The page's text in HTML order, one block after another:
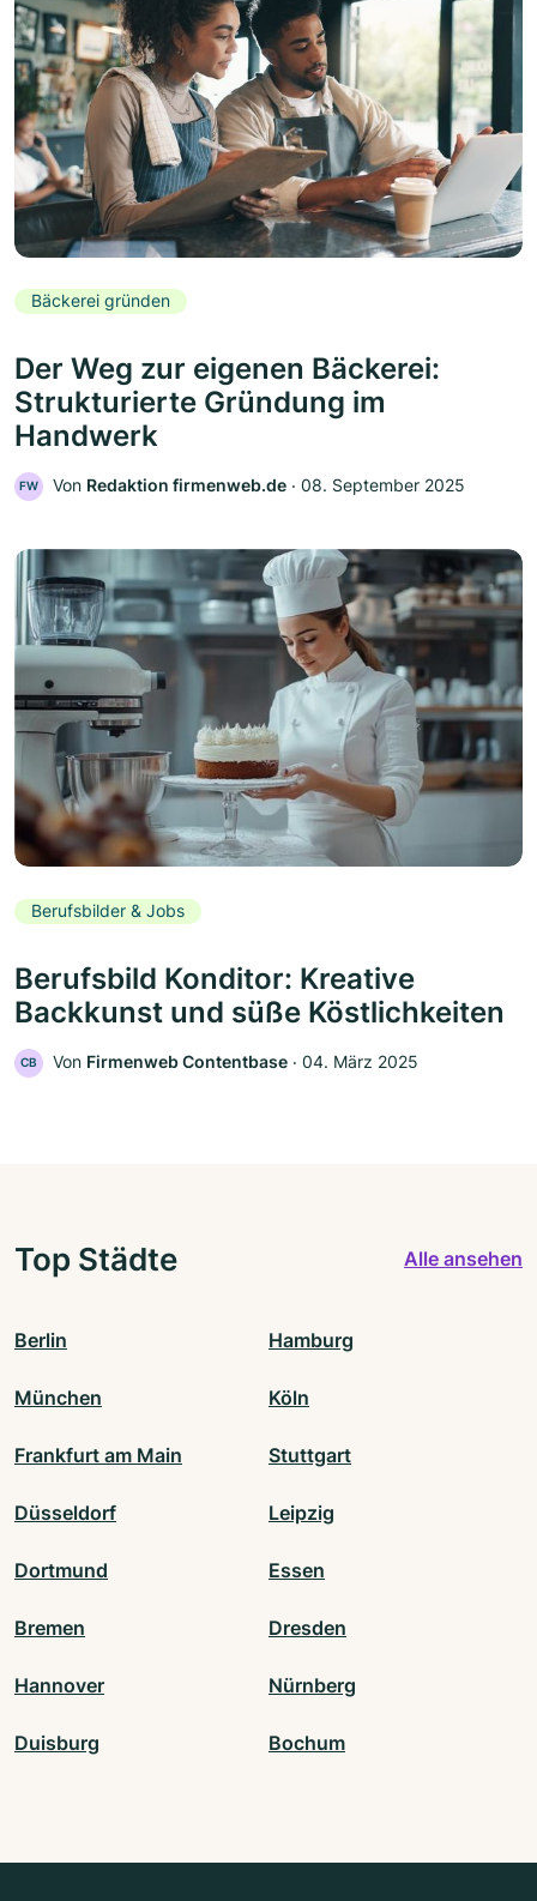
Bäckerei gründen
Der Weg zur eigenen Bäckerei:
Strukturierte Gründung im
Handwerk
FW Von Redaktion firmenweb.de ‧ 08. September 2025
Berufsbilder & Jobs
Berufsbild Konditor: Kreative
Backkunst und süße Köstlichkeiten
CB Von Firmenweb Contentbase ‧ 04. März 2025
Top Städte Alle ansehen
Berlin Hamburg
München Köln
Frankfurt am Main Stuttgart
Düsseldorf Leipzig
Dortmund Essen
Bremen Dresden
Hannover Nürnberg
Duisburg Bochum